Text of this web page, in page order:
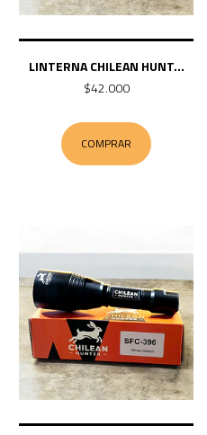
LINTERNA CHILEAN HUNT...
$42.000
COMPRAR